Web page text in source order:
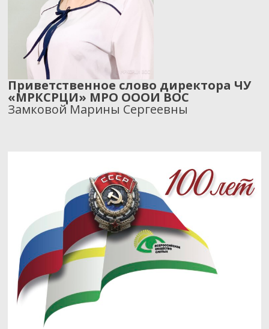
Приветственное слово директора ЧУ
«МРКСРЦИ» МРО ОООИ ВОС
Замковой Марины Сергеевны